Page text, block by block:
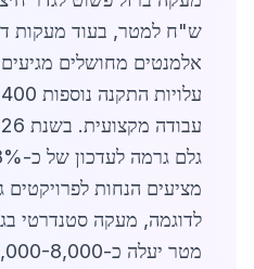
ש"ח למטר, בעוד מעקות